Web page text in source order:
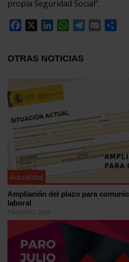
propia Seguridad Social”.
Facebook
LinkedInWhatsApp
Telegram
Email
OTRAS NOTICIAS
Actualidad
Ampliación del plazo para
laboral
7 AGOSTO, 2026